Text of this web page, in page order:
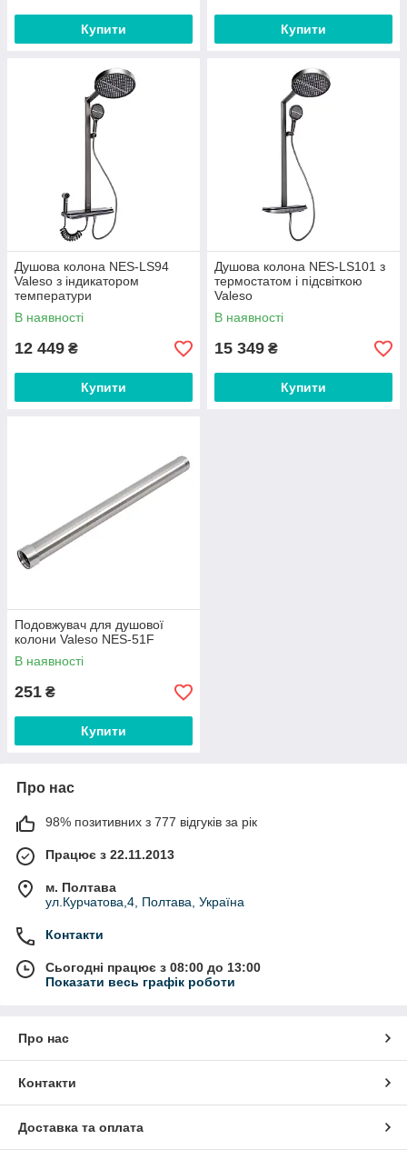
Купити Купити
Душова колона NES-LS94
Valeso з індикатором
температури
В наявності
12 449 ₴
Купити
Душова колона NES-LS101 з
термостатом і підсвіткою
Valeso
В наявності
15 349 ₴
Купити
Подовжувач для душової
колони Valeso NES-51F
В наявності
251 ₴
Купити
Про нас
98% позитивних з 777 відгуків за рік
Працює з 22.11.2013
м. Полтава
ул.Курчатова,4, Полтава, Україна
Контакти
Сьогодні працює з 08:00 до 13:00
Показати весь графік роботи
Про нас
Контакти
Доставка та оплата